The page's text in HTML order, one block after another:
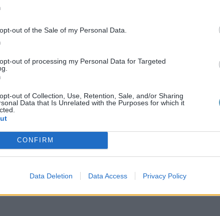
out of the Sale of my Personal Data.
out of processing my Personal Data for Targeted
out of Collection, Use, Retention, Sale, and/or Sharing
Data that Is Unrelated with the Purposes for which it
CONFIRM
Data Deletion Data Access Privacy Policy
audio qui convient à la situation. Quelques idées :
sur un ton sympathique pour présenter votre
avec l’esprit start-up ? Adoptez un ton décalé et
et retenir l’attention de vos clients !
de nouveaux clients ? Motivez vos clients avec
en fonction de vos besoins et envies.
Partner pour le dépôt de message